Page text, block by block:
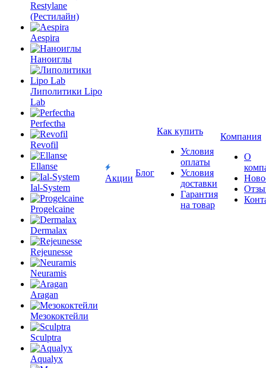
Restylane
(Рестилайн)
Aespira
Наноиглы
Липолитики Lipo
Lab
Perfectha
Revofil
Ellanse
Ial-System
Progelcaine
Dermalax
Rejeunesse
Neuramis
Aragan
Мезококтейли
Sculptra
Aqualyx
Акции
Блог
Как купить
Условия
оплаты
Условия
доставки
Гарантия
на товар
Компания
О